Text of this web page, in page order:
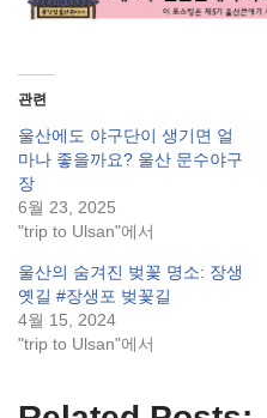
관련
울산에도 야구단이 생기면 얼
마나 좋을까요? 울산 문수야구
장
6월 23, 2025
"trip to Ulsan"에서
울산의 숨겨진 벚꽃 명소: 장생
옛길 #장생포 벚꽃길
4월 15, 2024
"trip to Ulsan"에서